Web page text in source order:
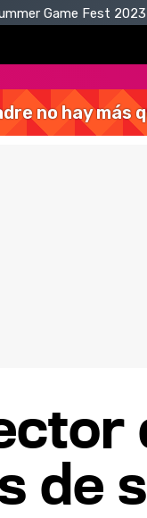
Game Fest 2023
no hay más
de